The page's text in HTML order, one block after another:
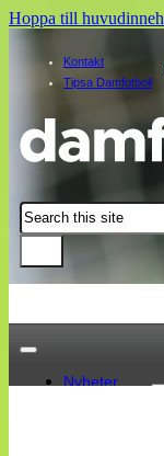
Hoppa till
Kontakt
Tipsa Damfotboll
Sök
Nyheter